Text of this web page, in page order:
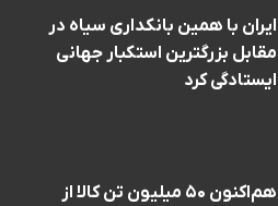
ایران با همین بانکداری سیاه در
مقابل بزرگترین استکبار جهانی
ایستادگی کرد
هم‌اکنون ۵۰ میلیون تن کالا از